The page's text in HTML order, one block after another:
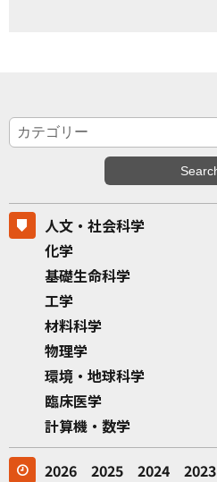
人文・社会科学
化学
基礎生命科学
工学
材料科学
物理学
環境・地球科学
臨床医学
計算機・数学
2026 2025 2024 2023